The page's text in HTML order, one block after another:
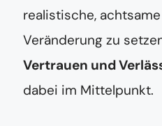
realistische,
Veränderung zu
Vertrauen und
dabei im Mittelpunkt.